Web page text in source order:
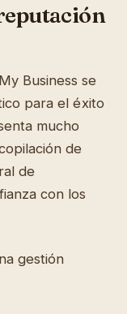
Business se
para el éxito
mucho
de
de
con los
gestión